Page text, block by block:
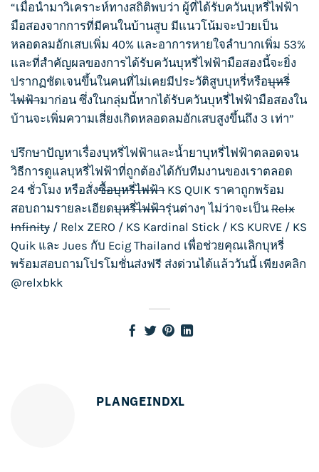
“เมื่อนำมาวิเคราะห์ทางสถิติพบว่า ผู้ที่ได้รับควันบุหรี่ไฟฟ้า
มือสองจากการที่มีคนในบ้านสูบ มีแนวโน้มจะป่วยเป็น
หลอดลมอักเสบเพิ่ม 40% และอาการหายใจลำบากเพิ่ม 53%
และที่สำคัญผลของการได้รับควันบุหรี่ไฟฟ้ามือสองนี้จะยิ่ง
ปรากฏชัดเจนขึ้นในคนที่ไม่เคยมีประวัติสูบบุหรี่หรือบุหรี่
ไฟฟ้ามาก่อน ซึ่งในกลุ่มนี้หากได้รับควันบุหรี่ไฟฟ้ามือสองใน
บ้านจะเพิ่มความเสี่ยงเกิดหลอดลมอักเสบสูงขึ้นถึง 3 เท่า”
ปรึกษาปัญหาเรื่องบุหรี่ไฟฟ้าและน้ำยาบุหรี่ไฟฟ้าตลอดจน
วิธีการดูแลบุหรี่ไฟฟ้าที่ถูกต้องได้กับทีมงานของเราตลอด
24 ชั่วโมง หรือสั่งซื้อบุหรี่ไฟฟ้า KS QUIK ราคาถูกพร้อม
สอบถามรายละเอียดบุหรี่ไฟฟ้ารุ่นต่างๆ ไม่ว่าจะเป็น Relx
Infinity / Relx ZERO / KS Kardinal Stick / KS KURVE / KS
Quik และ Jues กับ Ecig Thailand เพื่อช่วยคุณเลิกบุหรี่
พร้อมสอบถามโปรโมชั่นส่งฟรี ส่งด่วนได้แล้ววันนี้ เพียงคลิก
@relxbkk
PLANGEINDXL